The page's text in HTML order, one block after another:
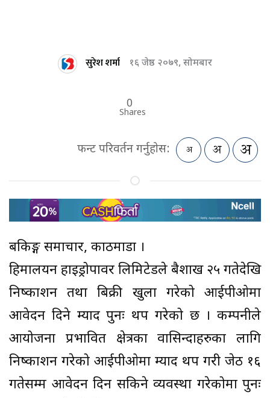
सुरेश शर्मा १६ जेष्ठ २०७९, सोमबार
0
Shares
फन्ट परिवर्तन गर्नुहोस:
बैंकिङ्ग समाचार, काठमाडौं ।
हिमालयन हाइड्रोपावर लिमिटेडले बैशाख २५ गतेदेखि
निष्काशन तथा बिक्री खुला गरेको आईपीओमा
आवेदन दिने म्याद पुनः थप गरेको छ । कम्पनीले
आयोजना प्रभावित क्षेत्रका वासिन्दाहरुका लागि
निष्काशन गरेको आईपीओमा म्याद थप गरी जेठ १६
गतेसम्म आवेदन दिन सकिने व्यवस्था गरेकोमा पुनः